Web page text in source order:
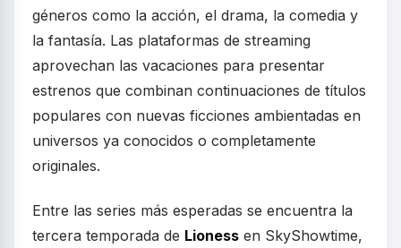
géneros como la acción, el drama, la comedia y
la fantasía. Las plataformas de streaming
aprovechan las vacaciones para presentar
estrenos que combinan continuaciones de títulos
populares con nuevas ficciones ambientadas en
universos ya conocidos o completamente
originales.
Entre las series más esperadas se encuentra la
tercera temporada de Lioness en SkyShowtime,